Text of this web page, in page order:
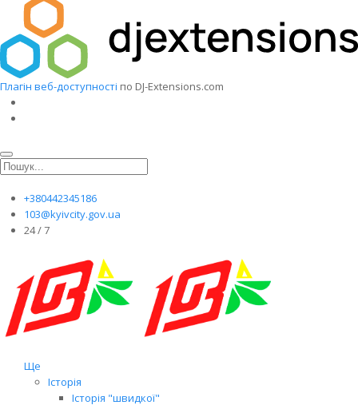
Плагін веб-доступності по DJ-Extensions.com
+380442345186
103@kyivcity.gov.ua
24 / 7
Ще
Історія
Історія "швидкої"